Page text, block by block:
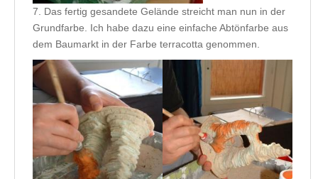
7. Das fertig gesandete Gelände streicht man nun in der
Grundfarbe. Ich habe dazu eine einfache Abtönfarbe aus
dem Baumarkt in der Farbe terracotta genommen.